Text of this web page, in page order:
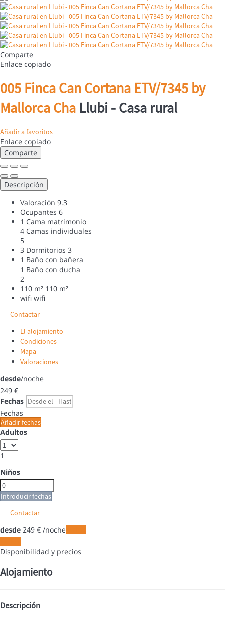
Comparte
Enlace copiado
005 Finca Can Cortana ETV/7345 by
Mallorca Cha Llubi -Casa rural
Añadir a favoritos
Enlace copiado
Comparte
Descripción
Valoración 9.3
Ocupantes 6
1 Cama matrimonio
4 Camas individuales
5
3 Dormitorios 3
1 Baño con bañera
1 Baño con ducha
2
110 m² 110 m²
wifi wifi
Contactar
El alojamiento
Condiciones
Mapa
Valoraciones
desde/noche
249 €
Fechas
Fechas
Añadir fechas
Adultos
1
Niños
Introducir fechas
Contactar
desde 249 € /noche
Disponibilidad y precios
Alojamiento
Descripción